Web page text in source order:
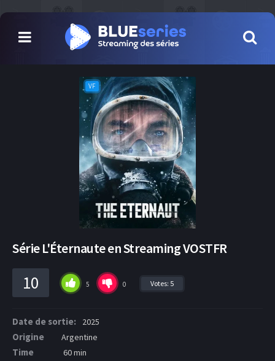
VF
Série L'Éternaute en Streaming VOSTFR
10 5 0 Votes: 5
Date de sortie: 2025
Origine Argentine
Time 60 min